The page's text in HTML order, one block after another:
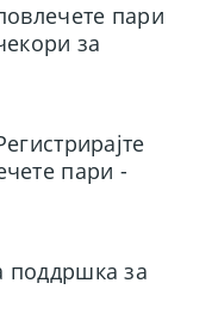
пари
за
за
пари -
поддршка за